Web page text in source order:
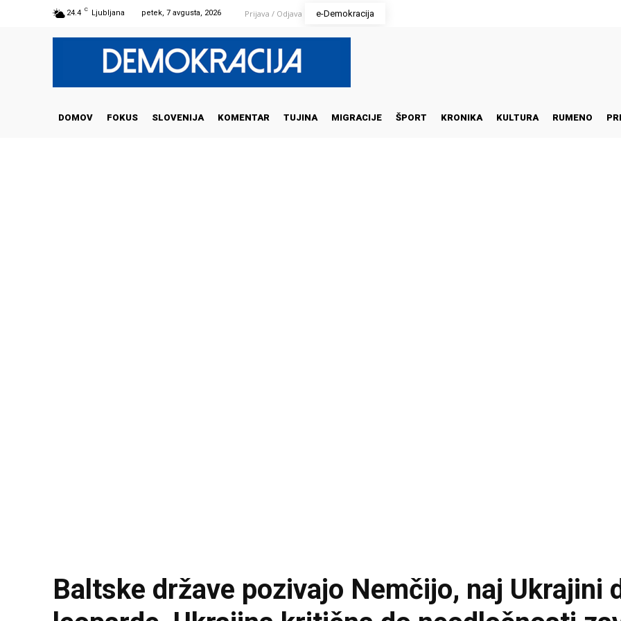
24.4 C Ljubljana petek, 7 avgusta, 2026 Prijava / Odjava e-Demokracija
DOMOV FOKUS SLOVENIJA KOMENTAR TUJINA MIGRACIJE ŠPORT KRONIKA KULTURA RUMENO
Baltske države pozivajo Nemčijo, naj Ukrajini